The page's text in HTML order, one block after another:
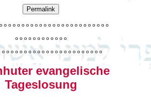
Permalink
o o o o o o o o o o o o o o o o o o o o o o o o o
o o o o o o o o o o o o
o o o o o o o o o o o o o o o o o o o o o o o
evangelische
Tageslosung